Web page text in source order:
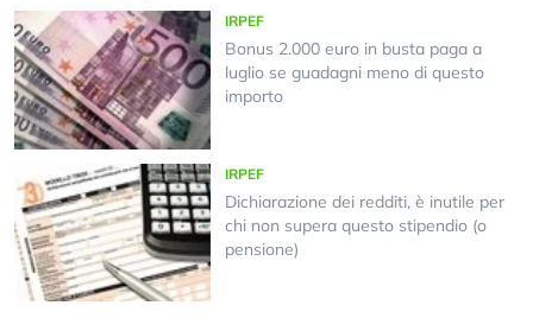
IRPEF
Bonus 2.000 euro in busta paga a
luglio se guadagni meno di questo
importo
IRPEF
Dichiarazione dei redditi, è inutile per
chi non supera questo stipendio (o
pensione)